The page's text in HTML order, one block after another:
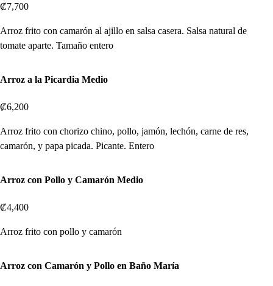
₡7,700
Arroz frito con camarón al ajillo en salsa casera. Salsa natural de
tomate aparte. Tamaño entero
Arroz a la Picardia Medio
₡6,200
Arroz frito con chorizo chino, pollo, jamón, lechón, carne de res,
camarón, y papa picada. Picante. Entero
Arroz con Pollo y Camarón Medio
₡4,400
Arroz frito con pollo y camarón
Arroz con Camarón y Pollo en Baño María